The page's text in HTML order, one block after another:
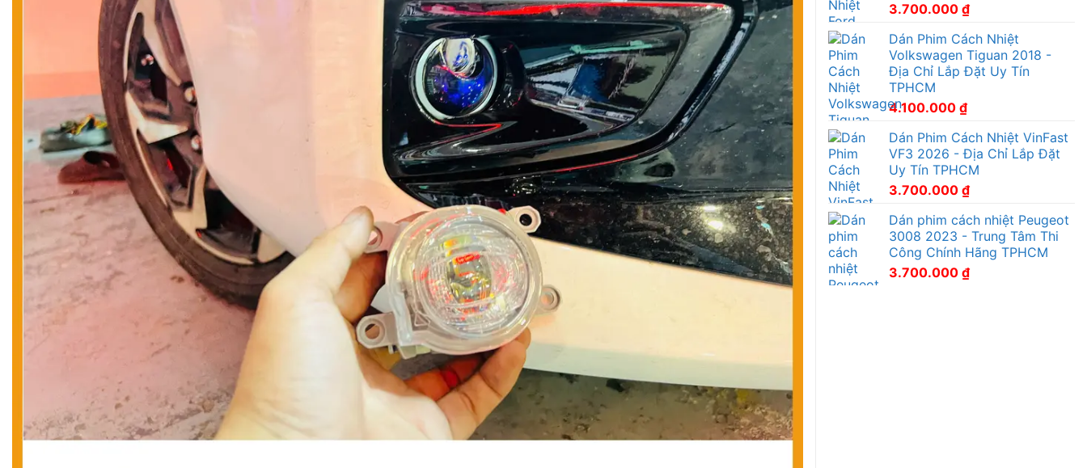
3.700.000 ₫
Dán Phim Cách Nhiệt
Volkswagen Tiguan 2018 -
Địa Chỉ Lắp Đặt Uy Tín
TPHCM
4.100.000 ₫
Dán Phim Cách Nhiệt VinFast
VF3 2026 - Địa Chỉ Lắp Đặt
Uy Tín TPHCM
3.700.000 ₫
Dán phim cách nhiệt Peugeot
3008 2023 - Trung Tâm Thi
Công Chính Hãng TPHCM
3.700.000 ₫